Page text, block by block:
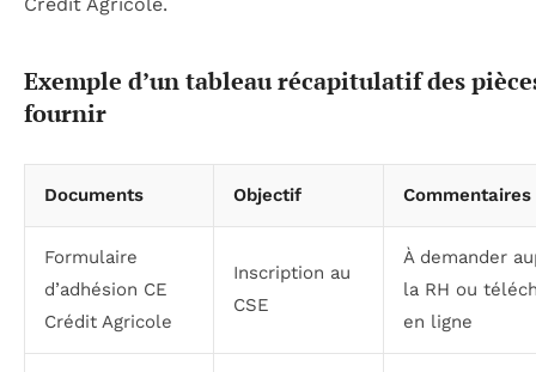
Crédit Agricole.
Exemple d’un tableau récapitulatif des
fournir
Documents Objectif Commentaires
Formulaire
d’adhésion CE
Crédit Agricole
Inscription au
CSE
À demander
la RH ou
en ligne